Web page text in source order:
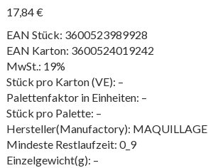
17,84€
EAN Stück: 3600523989928
EAN Karton: 3600524019242
MwSt.: 19%
Stück pro Karton (VE): –
Palettenfaktor in Einheiten: –
Stück pro Palette: –
Hersteller(Manufactory): MAQUILLAGE
Mindeste Restlaufzeit: 0_9
Einzelgewicht(g): –